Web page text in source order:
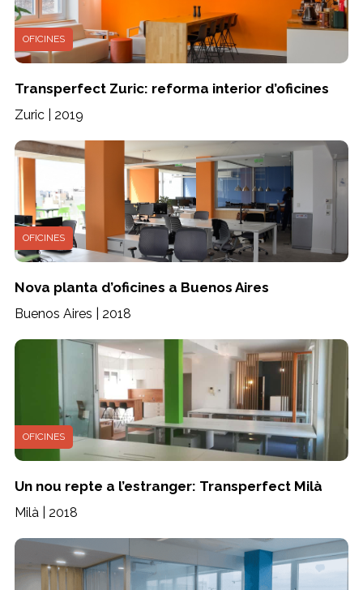
OFICINES
Transperfect Zuric: reforma interior d’oficines
Zuric | 2019
OFICINES
Nova planta d’oficines a Buenos Aires
Buenos Aires | 2018
OFICINES
Un nou repte a l’estranger: Transperfect Milà
Milà | 2018